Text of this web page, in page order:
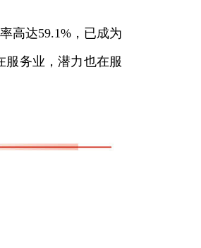
高达59.1%，已成为
服务业，潜力也在服